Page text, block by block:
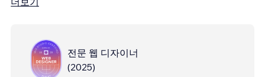
전문 웹 디자이너
(2025)